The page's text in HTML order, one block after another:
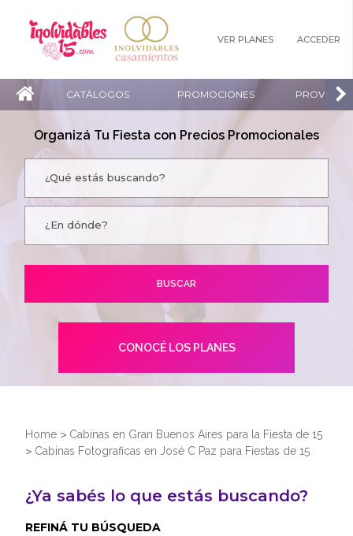
VER PLANES ACCEDER
CATÁLOGOS PROMOCIONES
Organizá Tu Fiesta con Precios Promocionales
CONOCÉ LOS PLANES
Home > Cabinas en Gran Buenos Aires para la Fiesta de 15
> Cabinas Fotograficas en José C Paz para Fiestas de 15
¿Ya sabés lo que estás buscando?
REFINÁ TU BÚSQUEDA